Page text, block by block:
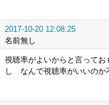
2017-10-20 12:08:25
名前無し
視聴率がよいからと言って
し なんで視聴率がいいのか